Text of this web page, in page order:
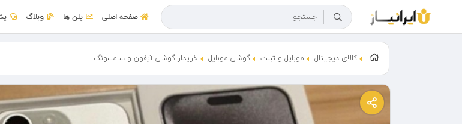
صفحه اصلی پلن ها وبلاگ
کالای دیجیتال موبایل و تبلت گوشی موبایل خریدار گوشی آیفون و سامسونگ